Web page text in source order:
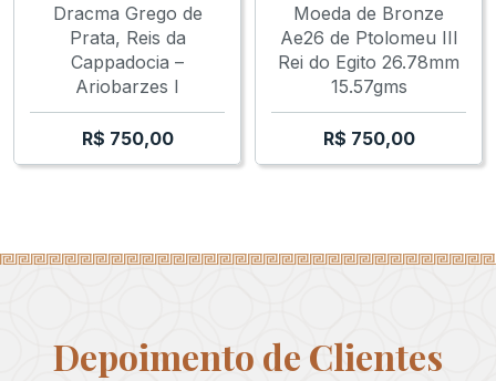
Dracma Grego de
Prata, Reis da
Cappadocia –
Ariobarzes I
R$ 750,00
Moeda de Bronze
Ae26 de Ptolomeu III
Rei do Egito 26.78mm
15.57gms
R$ 750,00
Depoimento de Clientes